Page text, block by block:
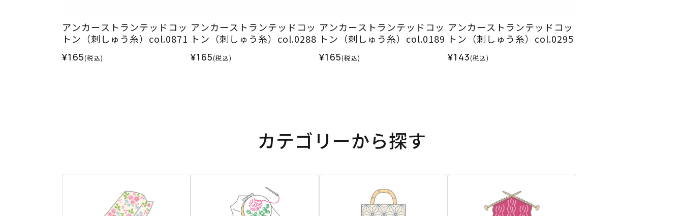
アンカーストランテッドコッ
トン（刺しゅう糸）col.0871
¥165(税込)
アンカーストランテッドコッ
トン（刺しゅう糸）col.0288
¥165(税込)
アンカーストランテッドコッ
トン（刺しゅう糸）col.0189
¥165(税込)
アンカーストランテッドコッ
トン（刺しゅう糸）col.0295
¥143(税込)
カテゴリーから探す